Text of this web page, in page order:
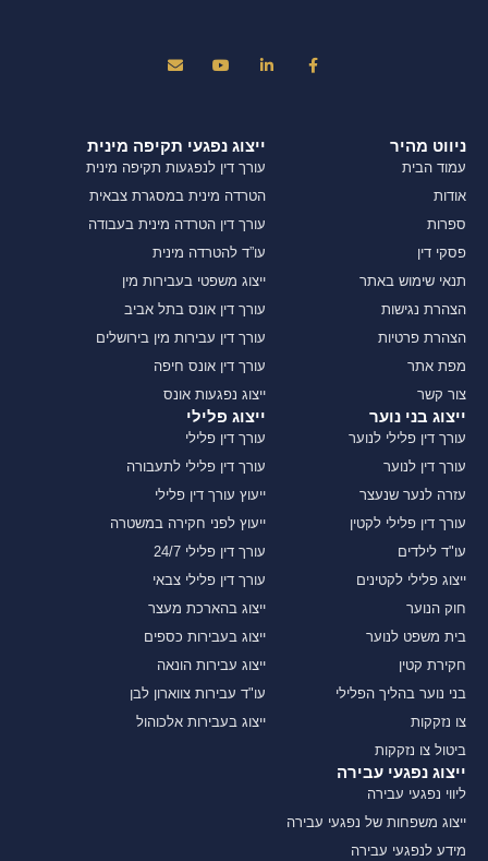
ניווט מהיר
עמוד הבית
אודות
ספרות
פסקי דין
תנאי שימוש באתר
הצהרת נגישות
הצהרת פרטיות
מפת אתר
צור קשר
ייצוג נפגעי תקיפה מינית
עורך דין לנפגעות תקיפה מינית
הטרדה מינית במסגרת צבאית
עורך דין הטרדה מינית בעבודה
עו”ד להטרדה מינית
ייצוג משפטי בעבירות מין
עורך דין אונס בתל אביב
עורך דין עבירות מין בירושלים
עורך דין אונס חיפה
ייצוג נפגעות אונס
ייצוג בני נוער
עורך דין פלילי לנוער
עורך דין לנוער
עזרה לנער שנעצר
עורך דין פלילי לקטין
עו"ד לילדים
ייצוג פלילי לקטינים
חוק הנוער
בית משפט לנוער
חקירת קטין
בני נוער בהליך הפלילי
צו נזקקות
ביטול צו נזקקות
ייצוג פלילי
עורך דין פלילי
עורך דין פלילי לתעבורה
ייעוץ עורך דין פלילי
ייעוץ לפני חקירה במשטרה
עורך דין פלילי 24/7
עורך דין פלילי צבאי
ייצוג בהארכת מעצר
ייצוג בעבירות כספים
ייצוג עבירות הונאה
עו"ד עבירות צווארון לבן
ייצוג בעבירות אלכוהול
ייצוג נפגעי עבירה
ליווי נפגעי עבירה
ייצוג משפחות של נפגעי עבירה
מידע לנפגעי עבירה